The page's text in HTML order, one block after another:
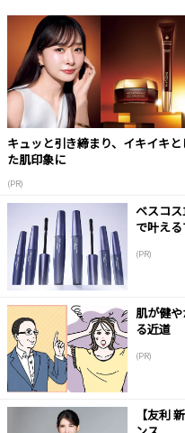
キュッと引き締まり、イキイキと
た肌印象に
(PR)
ベスコ
で叶え
(PR)
肌が健
る近道
(PR)
【友利